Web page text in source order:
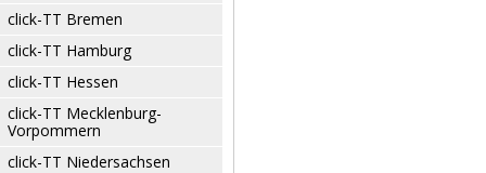
click-TT Bremen
click-TT Hamburg
click-TT Hessen
click-TT Mecklenburg-
Vorpommern
click-TT Niedersachsen